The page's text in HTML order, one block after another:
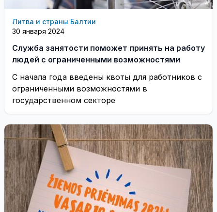
Литва и страны Балтии
30 января 2024
Служба занятости поможет принять на работу
людей с ограниченными возможностями
С начала года введены квоты для работников с
ограниченными возможностями в
государственном секторе